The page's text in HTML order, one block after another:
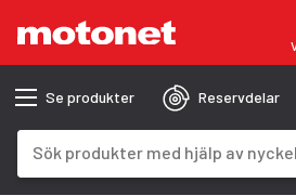
Se produkter Reservdelar